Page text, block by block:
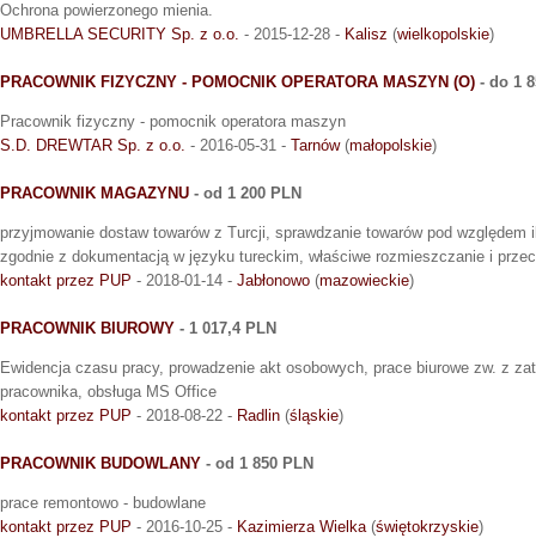
Ochrona powierzonego mienia.
UMBRELLA SECURITY Sp. z o.o. - 2015-12-28 - Kalisz (wielkopolskie)
PRACOWNIK FIZYCZNY - POMOCNIK OPERATORA MASZYN (O) - do 1
Pracownik fizyczny - pomocnik operatora maszyn
S.D. DREWTAR Sp. z o.o. - 2016-05-31 - Tarnów(małopolskie)
PRACOWNIK MAGAZYNU - od 1 200 PLN
przyjmowanie dostaw towarów z Turcji, sprawdzanie towarów pod
zgodnie z dokumentacją w języku tureckim, właściwe rozmieszczanie i
kontakt przez PUP - 2018-01-14 - Jabłonowo (mazowieckie)
PRACOWNIK BIUROWY - 1 017,4 PLN
Ewidencja czasu pracy, prowadzenie akt osobowych, prace biurowe zw. z
pracownika, obsługa MS Office
kontakt przez PUP - 2018-08-22 - Radlin (śląskie)
PRACOWNIK BUDOWLANY - od 1 850 PLN
prace remontowo - budowlane
kontakt przez PUP - 2016-10-25 - Kazimierza Wielka(świętokrzyskie)